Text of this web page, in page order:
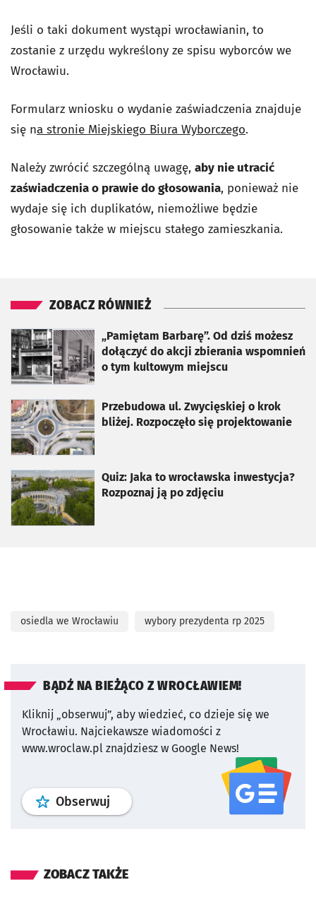
Jeśli o taki dokument wystąpi wrocławianin, to
zostanie z urzędu wykreślony ze spisu wyborców we
Wrocławiu.
Formularz wniosku o wydanie zaświadczenia znajduje
się na stronie Miejskiego Biura Wyborczego.
Należy zwrócić szczególną uwagę, aby nie utracić
zaświadczenia o prawie do głosowania, ponieważ nie
wydaje się ich duplikatów, niemożliwe będzie
głosowanie także w miejscu stałego zamieszkania.
ZOBACZ RÓWNIEŻ
„Pamiętam Barbarę”. Od dziś możesz
dołączyć do akcji zbierania wspomnień
o tym kultowym miejscu
otworzy się w nowej karcie
Przebudowa ul. Zwycięskiej o krok
bliżej. Rozpoczęło się projektowanie
otworzy się w nowej karcie
Quiz: Jaka to wrocławska inwestycja?
Rozpoznaj ją po zdjęciu
otworzy się w nowej karcie
osiedla we Wrocławiu wybory prezydenta rp 2025
BĄDŹ NA BIEŻĄCO Z WROCŁAWIEM!
Kliknij „obserwuj”, aby wiedzieć, co dzieje się we
Wrocławiu. Najciekawsze wiadomości z
www.wroclaw.pl znajdziesz w Google News!
Obserwuj profil serwisu
ZOBACZ TAKŻE